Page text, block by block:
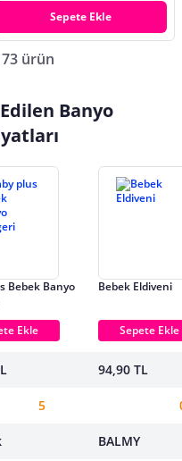
Sepete Ekle
ürün
Banyo
Bebek Banyo
Ekle
5
Bebek Eldiveni
Sepete Ekle
94,90 TL
BALMY